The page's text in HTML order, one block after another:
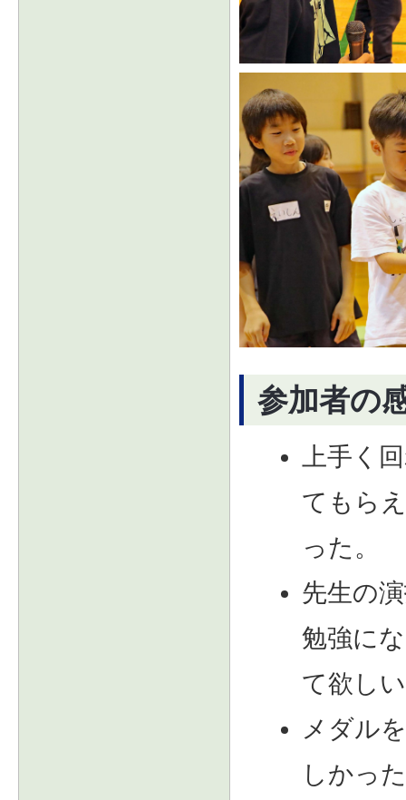
参加者の
上手く
てもら
った。
先生の
勉強に
て欲し
メダル
しかっ